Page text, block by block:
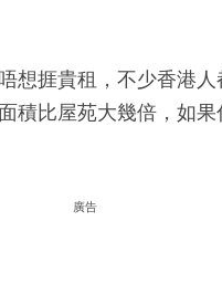
想捱貴租，不少香港
積比屋苑大幾倍，如
廣告